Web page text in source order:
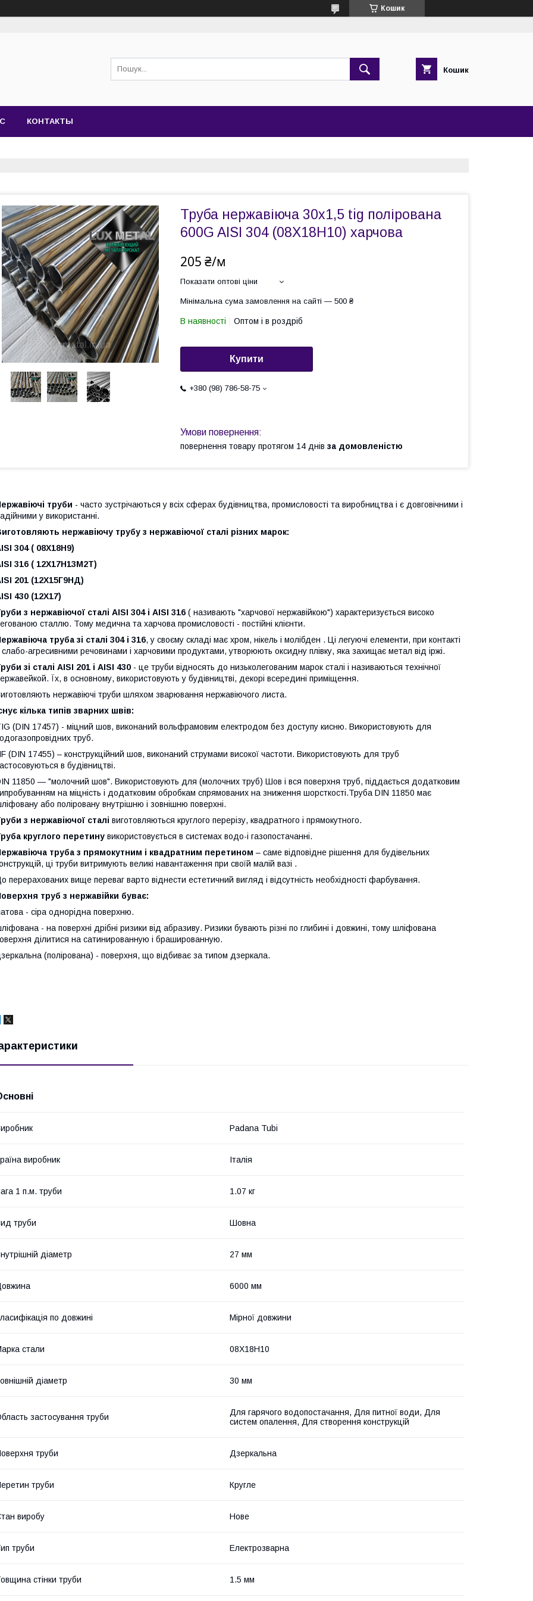
Кошик
Кошик
КОНТАКТЫ
Труба нержавіюча 30х1,5 tig полірована
600G AISI 304 (08Х18Н10) харчова
205 ₴/м
Показати оптові ціни
Мінімальна сума замовлення на сайті — 500 ₴
В наявності Оптом і в роздріб
Купити
+380 (98) 786-58-75
повернення товару протягом 14 днів за домовленістю
труби - часто зустрічаються у всіх сферах будівництва, промисловості та виробництва і є довговічними і
у використанні.
нержавіючу трубу з нержавіючої сталі різних марок:
304 ( 08Х18Н9)
316 ( 12Х17Н13М2Т)
201 (12Х15Г9НД)
430 (12Х17)
з нержавіючої сталі AISI 304 і AISI 316 ( називають "харчової нержавійкою") характеризується високо
сталлю. Тому медична та харчова промисловості - постійні клієнти.
труба зі сталі 304 і 316, у своєму складі має хром, нікель і молібден . Ці легуючі елементи, при контакті
слабо-агресивними речовинами і харчовими продуктами, утворюють оксидну плівку, яка захищає метал від іржі.
зі сталі AISI 201 і AISI 430 - це труби відносять до низьколегованим марок сталі і називаються технічної
Їх, в основному, використовують у будівництві, декорі всередині приміщення.
нержавіючі труби шляхом зварювання нержавіючого листа.
кілька типів зварних швів:
(DIN 17457) - міцний шов, виконаний вольфрамовим електродом без доступу кисню. Використовують для
труб.
(DIN 17455) – конструкційний шов, виконаний струмами високої частоти. Використовують для труб
в будівництві.
11850 ― "молочний шов". Використовують для (молочних труб) Шов і вся поверхня труб, піддається додатковим
на міцність і додатковим обробкам спрямованих на зниження шорсткості.Труба DIN 11850 має
або поліровану внутрішню і зовнішню поверхні.
з нержавіючої сталі виготовляються круглого перерізу, квадратного і прямокутного.
круглого перетину використовується в системах водо-і газопостачанні.
труба з прямокутним і квадратним перетином – саме відповідне рішення для будівельних
ці труби витримують великі навантаження при своїй малій вазі .
перерахованих вище переваг варто віднести естетичний вигляд і відсутність необхідності фарбування.
труб з нержавійки буває:
- сіра однорідна поверхню.
- на поверхні дрібні ризики від абразиву. Ризики бувають різні по глибині і довжині, тому шліфована
ділитися на сатинированную і брашированную.
(полірована) - поверхня, що відбиває за типом дзеркала.
Padana Tubi
виробник Італія
1 п.м. труби 1.07 кг
труби Шовна
діаметр 27 мм
6000 мм
по довжині Мірної довжини
стали 08Х18Н10
діаметр 30 мм
застосування труби
Для гарячого водопостачання, Для питної води, Для
систем опалення, Для створення конструкцій
труби Дзеркальна
труби Кругле
виробу Нове
труби Електрозварна
стінки труби 1.5 мм